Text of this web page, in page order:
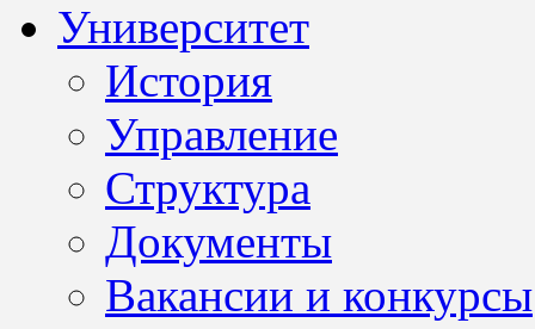
Университет
История
Управление
Структура
Документы
Вакансии и конкурсы